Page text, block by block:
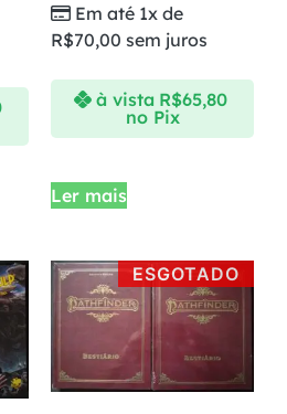
Em até 1x de
R$70,00 sem juros
à vista R$65,80
no Pix
Ler mais
ESGOTADO